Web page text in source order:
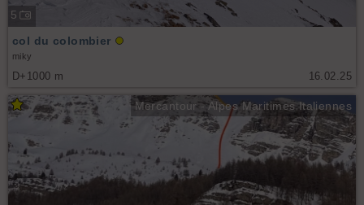
5
16.02.25
col du colombier
miky
D+1000 m
Mercantour - Alpes Maritimes Italiennes